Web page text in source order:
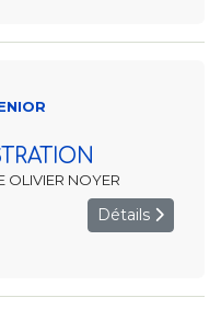
OLIVIER NOYER
Détails